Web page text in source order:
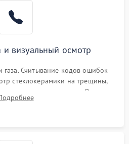
и визуальный осмотр
газа. Считывание кодов ошибок
стеклокерамики на трещины,
нагрева. Опрос
включается, не видит посуду,